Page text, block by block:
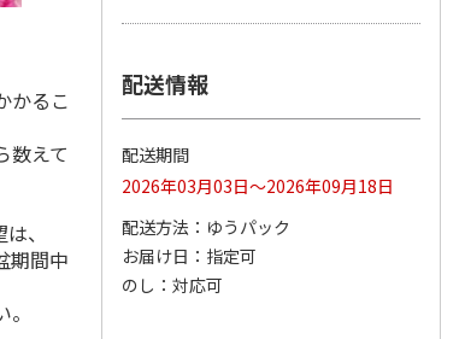
るめパケット 職
円
料・税込)
お醤油ギフトセット
4,100円
(送料・税込)
かるこ
数えて
、
期間中
配送情報
配送期間
2026年03月03日～2026年09月18日
配送方法
ゆうパック
お届け日
指定可
のし
対応可